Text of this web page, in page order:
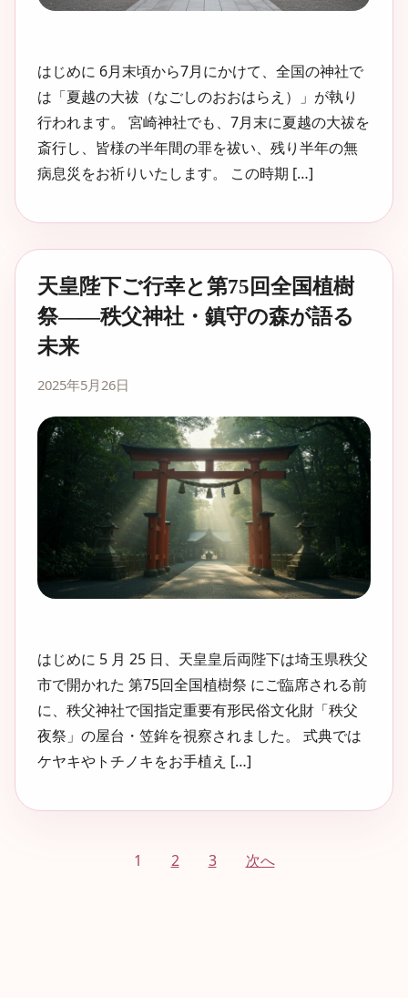
はじめに 6月末頃から7月にかけて、全国の神社で
は「夏越の大祓（なごしのおおはらえ）」が執り
行われます。 宮崎神社でも、7月末に夏越の大祓を
斎行し、皆様の半年間の罪を祓い、残り半年の無
病息災をお祈りいたします。 この時期 […]
天皇陛下ご行幸と第75回全国植樹
祭――秩父神社・鎮守の森が語る
未来
2025年5月26日
はじめに 5 月 25 日、天皇皇后両陛下は埼玉県秩父
市で開かれた 第75回全国植樹祭 にご臨席される前
に、秩父神社で国指定重要有形民俗文化財「秩父
夜祭」の屋台・笠鉾を視察されました。 式典では
ケヤキやトチノキをお手植え […]
1 2 3 次へ